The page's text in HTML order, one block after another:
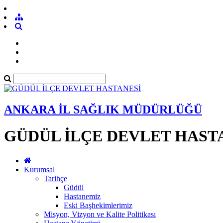
ANKARA İL SAĞLIK MÜDÜRLÜĞÜ
GÜDÜL İLÇE DEVLET
Kurumsal
Tarihçe
Güdül
Hastanemiz
Eski Başhekimlerimiz
Misyon, Vizyon ve Kalite Politikası